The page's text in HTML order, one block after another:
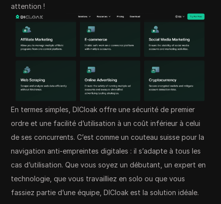
attention !
En termes simples, DICloak offre une sécurité de premier
ordre et une facilité d’utilisation à un coût inférieur à celui
de ses concurrents. C’est comme un couteau suisse pour la
navigation anti-empreintes digitales : il s’adapte à tous les
cas d’utilisation. Que vous soyez un débutant, un expert en
technologie, que vous travailliez en solo ou que vous
fassiez partie d’une équipe, DICloak est la solution idéale.